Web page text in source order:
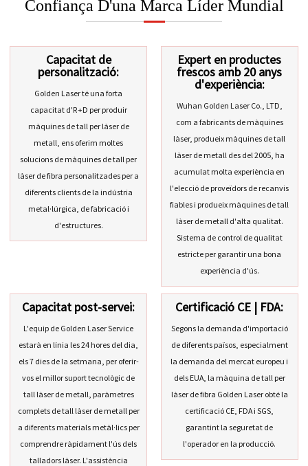
Confiança D'una Marca Líder Mundial
Capacitat de
personalització:
Golden Laser té una forta
capacitat d'R+D per produir
màquines de tall per làser de
metall, ens oferim moltes
solucions de màquines de tall per
làser de fibra personalitzades per a
diferents clients de la indústria
metal·lúrgica, de fabricació i
d'estructures.
Expert en productes
frescos amb 20 anys
d'experiència:
Wuhan Golden Laser Co., LTD,
com a fabricants de màquines
làser, produeix màquines de tall
làser de metall des del 2005, ha
acumulat molta experiència en
l'elecció de proveïdors de recanvis
fiables i produeix màquines de tall
làser de metall d'alta qualitat.
Sistema de control de qualitat
estricte per garantir una bona
experiència d'ús.
Capacitat post-servei:
L'equip de Golden Laser Service
estarà en línia les 24 hores del dia,
els 7 dies de la setmana, per oferir-
vos el millor suport tecnològic de
tall làser de metall, paràmetres
complets de tall làser de metall per
a diferents materials metàl·lics per
comprendre ràpidament l'ús dels
talladors làser. L'assistència
Certificació CE | FDA:
Segons la demanda d'importació
de diferents països, especialment
la demanda del mercat europeu i
dels EUA, la màquina de tall per
làser de fibra Golden Laser obté la
certificació CE, FDA i SGS,
garantint la seguretat de
l'operador en la producció.